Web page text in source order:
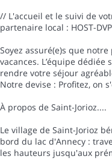
// L'accueil et le suivi de
partenaire local : HOST-
Soyez assuré(e)s que
vacances. L’équipe
rendre votre séjour
Notre devise : Profitez, on
À propos de Saint-Jorioz....
Le village de Saint-Jorioz
bord du lac d'Annecy :
les hauteurs jusqu'aux